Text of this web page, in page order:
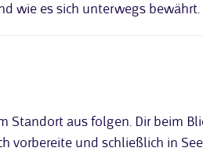
wie es sich unterwegs bewährt.
Standort aus folgen. Dir beim
vorbereite und schließlich in